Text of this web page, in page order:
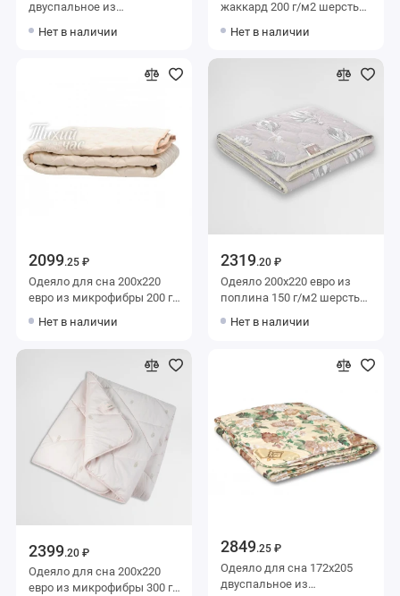
двуспальное из
шерсть овечья,
Нет в наличии
жаккард 200 г/м2 шерсть
силиконизированное
Нет в наличии
2099.25 ₽
Одеяло для сна 200х220
евро из микрофибры 200 г/
силиконизированное
Нет в наличии
2319.20 ₽
Одеяло 200х220 евро из
поплина 150 г/м2 шерсть
Нет в наличии
2399.20 ₽
Одеяло для сна 200х220
евро из микрофибры 300 г/
2849.25 ₽
Одеяло для сна 172х205
двуспальное из